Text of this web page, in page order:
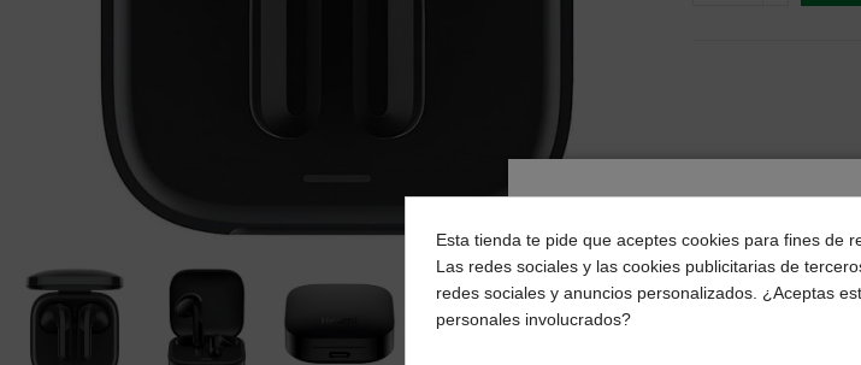
¿Dónde deseas
Selecciona tu ubicación para
impuestos correctos
Esta tienda te pide que aceptes cookies para fines de
Las redes sociales y las cookies publicitarias de
redes sociales y anuncios personalizados. ¿Aceptas
personales involucrados?